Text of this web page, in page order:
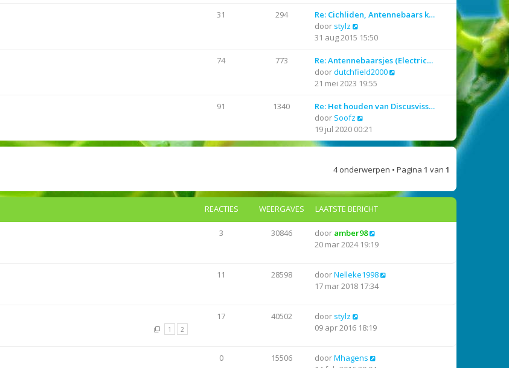
t
t
e
b
r
c
h
i
j
k
a
a
t
t
e
b
e
c
t
31 294
Re: Cichliden, Antennebaars k…
door stylz
e
i
j
k
a
a
t
s
b
r
i
c
h
31 aug 2015 15:50
74 773
Re: Antennebaarsjes (Electric…
doordutchfield2000
i
l
t
t
b
21 mei 2023 19:55
91 1340
Re: Het houden van Discusviss…
door Soofz
e
k
k
a
a
t
s
t
e
r
h
19 jul 2020 00:21
4 onderwerpen • Pagina 1 van 1
REACTIES WEERGAVES LAATSTE BERICHT
3 30846 door amber98
20 mar 2024 19:19
11 28598 doorNelleke1998
17 mar 2018 17:34
1 2
17 40502 door stylz
09 apr 2016 18:19
0 15506 doorMhagens